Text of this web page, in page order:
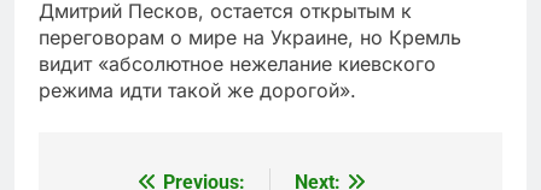
Дмитрий Песков, остается открытым к
переговорам о мире на Украине, но Кремль
видит «абсолютное нежелание киевского
режима идти такой же дорогой».
Previous: Next: